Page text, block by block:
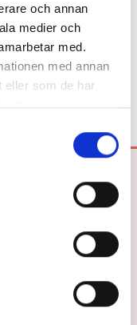
och annan
medier och
med.
med annan
eller som de har
Spel och Flugo-
göra!Mejla oss!